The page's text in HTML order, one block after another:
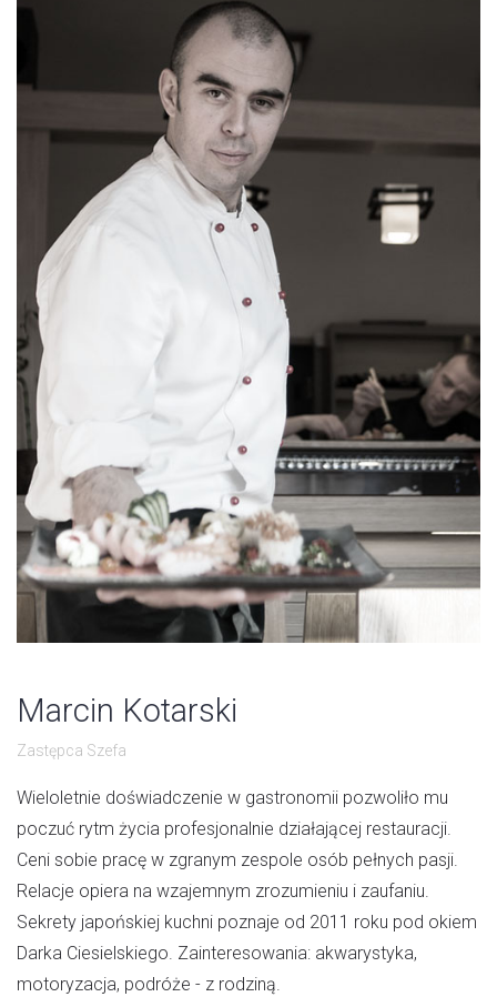
Marcin Kotarski
Zastępca Szefa
Wieloletnie doświadczenie w gastronomii pozwoliło mu
poczuć rytm życia profesjonalnie działającej restauracji.
Ceni sobie pracę w zgranym zespole osób pełnych pasji.
Relacje opiera na wzajemnym zrozumieniu i zaufaniu.
Sekrety japońskiej kuchni poznaje od 2011 roku pod okiem
Darka Ciesielskiego. Zainteresowania: akwarystyka,
motoryzacja, podróże - z rodziną.